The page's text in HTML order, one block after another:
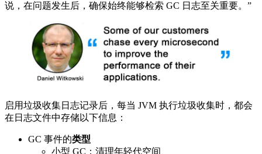
说，在问题发生后，确保始终能够检索 GC 日志至关重要。”
启用垃圾收集日志记录后，每当 JVM 执行垃圾收集时，都会
在日志文件中存储以下信息：
GC 事件的类型
小型 GC：清理年轻代空间